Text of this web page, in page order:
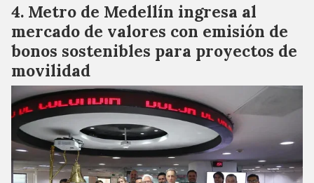
Metro de Medellín ingresa al
mercado de valores con emisión de
bonos sostenibles para proyectos de
movilidad